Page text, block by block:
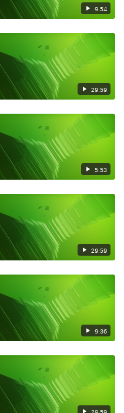
9:54
29:59
5:53
29:59
9:36